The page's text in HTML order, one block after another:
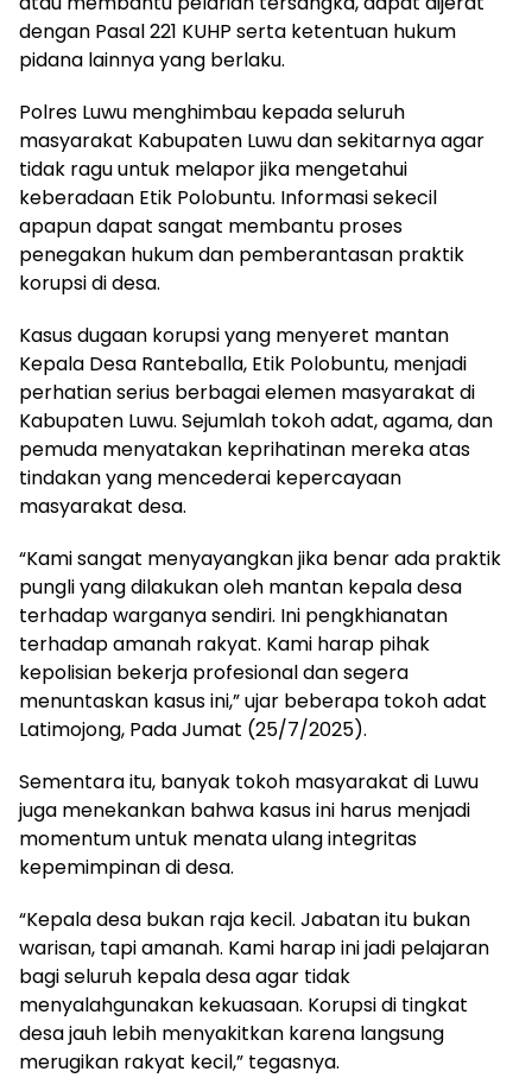
dengan Pasal 221 KUHP serta ketentuan hukum
pidana lainnya yang berlaku.
Polres Luwu menghimbau kepada seluruh
masyarakat Kabupaten Luwu dan sekitarnya agar
tidak ragu untuk melapor jika mengetahui
keberadaan Etik Polobuntu. Informasi sekecil
apapun dapat sangat membantu proses
penegakan hukum dan pemberantasan praktik
korupsi di desa.
Kasus dugaan korupsi yang menyeret mantan
Kepala Desa Ranteballa, Etik Polobuntu, menjadi
perhatian serius berbagai elemen masyarakat di
Kabupaten Luwu. Sejumlah tokoh adat, agama, dan
pemuda menyatakan keprihatinan mereka atas
tindakan yang mencederai kepercayaan
masyarakat desa.
“Kami sangat menyayangkan jika benar ada praktik
pungli yang dilakukan oleh mantan kepala desa
terhadap warganya sendiri. Ini pengkhianatan
terhadap amanah rakyat. Kami harap pihak
kepolisian bekerja profesional dan segera
menuntaskan kasus ini,” ujar beberapa tokoh adat
Latimojong, Pada Jumat (25/7/2025).
Sementara itu, banyak tokoh masyarakat di Luwu
juga menekankan bahwa kasus ini harus menjadi
momentum untuk menata ulang integritas
kepemimpinan di desa.
“Kepala desa bukan raja kecil. Jabatan itu bukan
warisan, tapi amanah. Kami harap ini jadi pelajaran
bagi seluruh kepala desa agar tidak
menyalahgunakan kekuasaan. Korupsi di tingkat
desa jauh lebih menyakitkan karena langsung
merugikan rakyat kecil,” tegasnya.